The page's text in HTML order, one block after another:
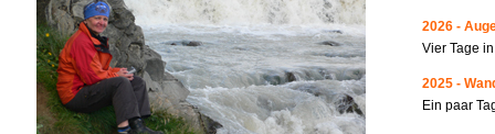
2026 -
Vier Tage
2025 -
Ein paar